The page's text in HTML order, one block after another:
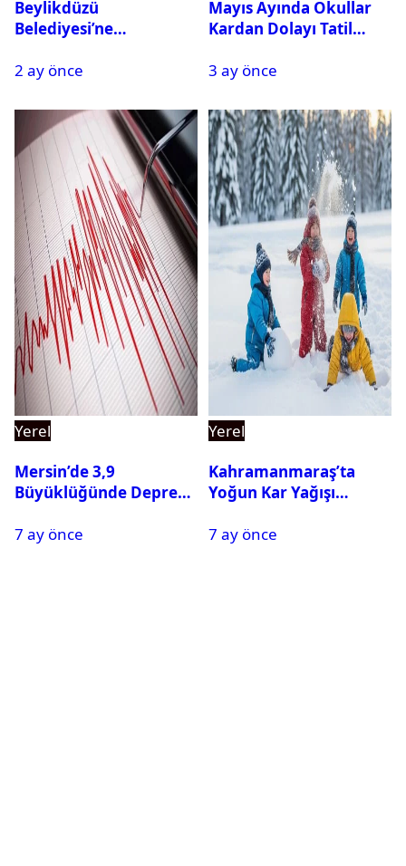
Beylikdüzü
Belediyesi’ne
Gözaltına Alındı
2 ay önce
Mayıs Ayında Okullar
Kardan Dolayı Tatil
3 ay önce
Yerel
Mersin’de 3,9
Büyüklüğünde Deprem
7 ay önce
Yerel
Kahramanmaraş’ta
Yoğun Kar Yağışı
Tatil
7 ay önce